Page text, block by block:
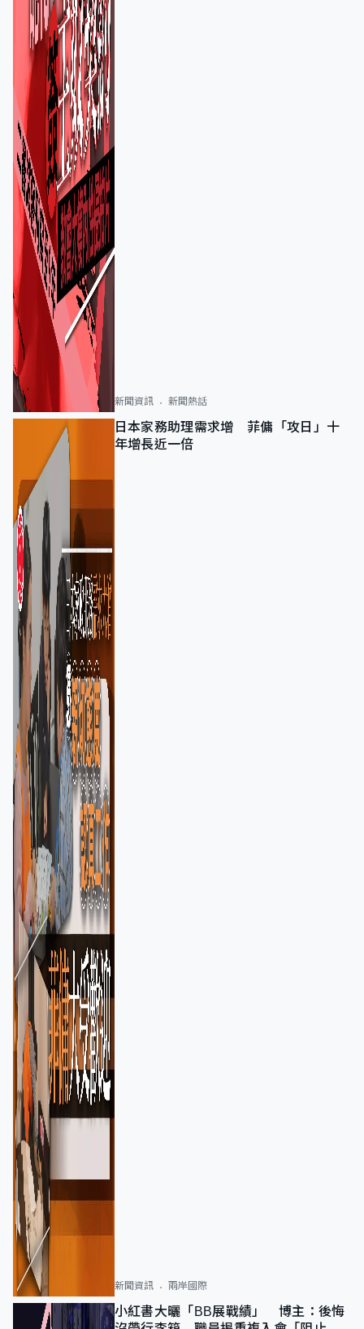
新聞資訊 新聞熱話
日本家務助理需求增 菲傭「攻日」十
年增長近一倍
新聞資訊 兩岸國際
小紅書大曬「BB展戰績」 博主：後悔